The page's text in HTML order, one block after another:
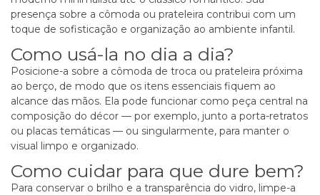
presença sobre a cômoda ou prateleira contribui com um
toque de sofisticação e organização ao ambiente infantil.
Como usá-la no dia a dia?
Posicione-a sobre a cômoda de troca ou prateleira próxima
ao berço, de modo que os itens essenciais fiquem ao
alcance das mãos. Ela pode funcionar como peça central na
composição do décor — por exemplo, junto a porta-retratos
ou placas temáticas — ou singularmente, para manter o
visual limpo e organizado.
Como cuidar para que dure bem?
Para conservar o brilho e a transparência do vidro, limpe-a